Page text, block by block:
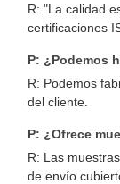
R: "La calidad
certificaciones
P: ¿Podemos
R: Podemos
del cliente.
P: ¿Ofrece
R: Las
de envío